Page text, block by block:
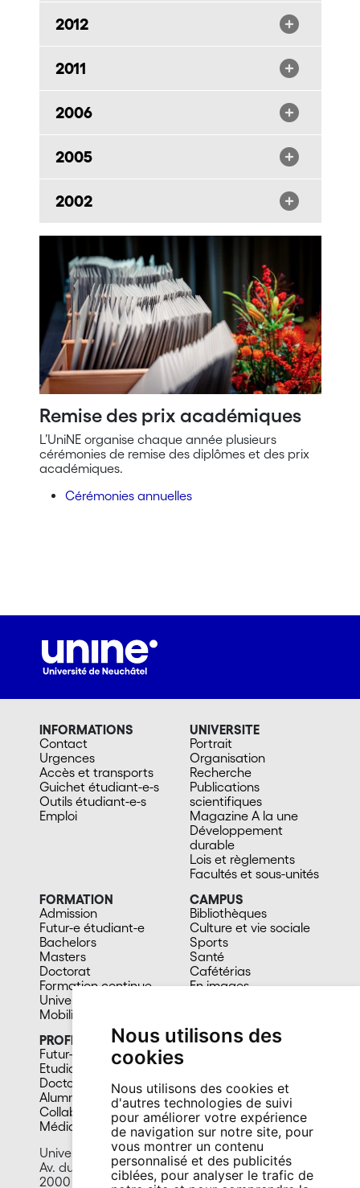
Nous utilisons des
cookies
Nous utilisons des cookies et
d'autres technologies de suivi
pour améliorer votre expérience
de navigation sur notre site, pour
vous montrer un contenu
personnalisé et des publicités
ciblées, pour analyser le trafic de
2012
2011
2006
2005
2002
Remise des prix académiques
L’UniNE organise chaque année plusieurs
cérémonies de remise des diplômes et des prix
académiques.
Cérémonies annuelles
INFORMATIONS
Contact
Urgences
Accès et transports
Guichet étudiant-e-s
Outils étudiant-e-s
Emploi
UNIVERSITE
Portrait
Organisation
Recherche
Publications
scientifiques
Magazine A la une
Développement
durable
Lois et règlements
Facultés et sous-unités
FORMATION
Admission
Futur-e étudiant-e
Bachelors
Masters
Doctorat
Formation continue
Université du 3e âge
Mobilité
CAMPUS
Bibliothèques
Culture et vie sociale
Sports
Santé
Cafétérias
En images
PROFIL
Futur-e étudiant-e
Etudiant-e
Doctorant-e
Alumni
Collaborateur-trice
Média
Université de Neuchâtel
Av. du 1er-Mars 26
2000 Neuchâtel